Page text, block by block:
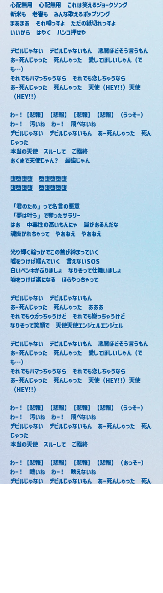
心配無用　心配無用　これは笑えるジョークソング
新米も　老害も　みんな歌えるポップソング
まあまあ　それ噂っすよ　ただの紙切れっすよ
いいから　はやく　ハンコ押せや
デビルじゃない　デビルじゃないもん　悪魔ほどそう言うもん
あー死んじゃった　死んじゃった　愛してほしいじゃん（で
も…）
それでもハマっちゃうなら　それでも恋しちゃうなら
あー死んじゃった　死んじゃった　天使（HEY!!）天使
（HEY!!）
わー！【悲報】【悲報】【悲報】【悲報】（うっそー）
わー！　汚いね　わー！　飛べないね
デビルじゃない　デビルじゃないもん　あー死んじゃった　死ん
じゃった
本当の天使　スルーして　ご臨終
あくまで天使じゃん？　最強じゃん
堕堕堕堕　堕堕堕堕堕
堕堕堕堕　堕堕堕堕堕
「君のため」って名言の悪意
「夢は叶う」で奪ったサラリー
はあ　中毒性の高いもんにゃ　罠があるんだな
魂抜かれちゃって　やあねえ　やあねえ
光り輝く輪っかでこの首が締まっていく
嘘をつけば緩んでいく　言えないSOS
白いペンキかぶりましょ　なりきって仕舞いましょ
嘘をつけば楽になる　ほらやっちゃって
デビルじゃない　デビルじゃないもん
あー死んじゃった　死んじゃった　あああ
それでもウガっちゃうけど　それでも嫌っちゃうけど
なりきって笑顔で　天使天使エンジェルエンジェル
デビルじゃない　デビルじゃないもん　悪魔ほどそう言うもん
あー死んじゃった　死んじゃった　愛してほしいじゃん（で
も…）
それでもハマっちゃうなら　それでも恋しちゃうなら
あー死んじゃった　死んじゃった　天使（HEY!!）天使
（HEY!!）
わー！【悲報】【悲報】【悲報】【悲報】（うっそー）
わー！　汚いね　わー！　飛べないね
デビルじゃない　デビルじゃないもん　あー死んじゃった　死ん
じゃった
本当の天使　スルーして　ご臨終
わー！【悲報】【悲報】【悲報】【悲報】（あっそー）
わー！　醜いね　わー！　映えないね
デビルじゃない　デビルじゃないもん　あー死んじゃった　死ん